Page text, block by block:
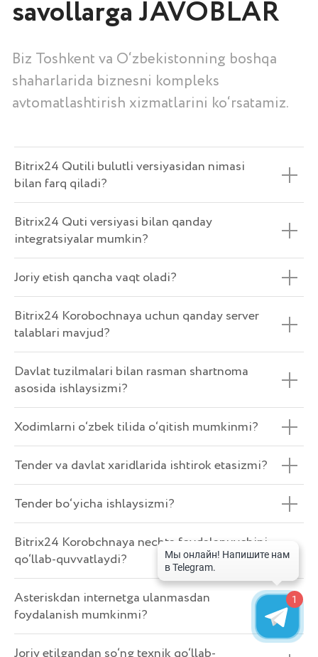
Bitrix24 Qutili bulutli versiyasidan nimasi
bilan farq qiladi?
Bitrix24 Quti versiyasi bilan qanday
integratsiyalar mumkin?
Joriy etish qancha vaqt oladi?
Bitrix24 Korobochnaya uchun qanday server
talablari mavjud?
Davlat tuzilmalari bilan rasman shartnoma
asosida ishlaysizmi?
Xodimlarni o‘zbek tilida o‘qitish mumkinmi?
Tender va davlat xaridlarida ishtirok etasizmi?
Tender bo‘yicha ishlaysizmi?
Bitrix24 Korobchnaya nechta foydalanuvchini
qo‘llab-quvvatlaydi?
Asteriskdan internetga ulanmasdan
foydalanish mumkinmi?
+998 (78) 113-49-99
info@icorp.uz
Telegram orqali yozish
©iCORP 2024. Barcha xuquqlar ximoyalangan.
www.icorp.uz
Biznesni avtomatlashtirish | O'zbekiston
Blog
1